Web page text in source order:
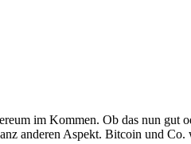
im Kommen. Ob das nun gut
anderen Aspekt. Bitcoin und